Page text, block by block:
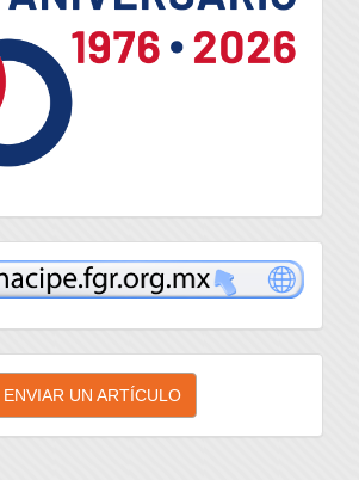
ENVIAR UN ARTÍCULO